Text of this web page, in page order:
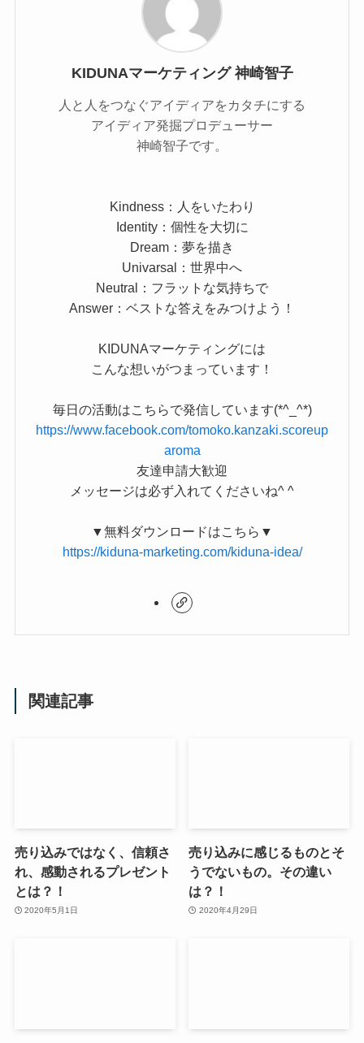
KIDUNAマーケティング 神崎智子
人と人をつなぐアイディアをカタチにする
アイディア発掘プロデューサー
神崎智子です。
Kindness：人をいたわり
Identity：個性を大切に
Dream：夢を描き
Univarsal：世界中へ
Neutral：フラットな気持ちで
Answer：ベストな答えをみつけよう！
KIDUNAマーケティングには
こんな想いがつまっています！
毎日の活動はこちらで発信しています(*^_^*)
https://www.facebook.com/tomoko.kanzaki.scoreup
aroma
友達申請大歓迎
メッセージは必ず入れてくださいね^ ^
▼無料ダウンロードはこちら▼
https://kiduna-marketing.com/kiduna-idea/
関連記事
売り込みではなく、信頼さ
れ、感動されるプレゼント
とは？！
2020年5月1日
売り込みに感じるものとそ
うでないもの。その違い
は？！
2020年4月29日